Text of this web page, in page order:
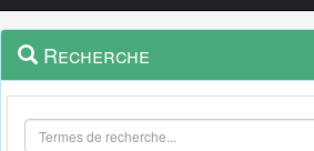
Navigation
outils
Menu
contextuel
Recherche